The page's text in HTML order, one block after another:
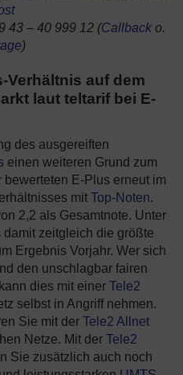
43 – 40 999 12 (Callback o.
)
Verhältnis auf dem
laut teltarif bei E-
des ausgereiften
einen weiteren Grund zum
bewerteten E-Plus erneut im
mit Top-Noten.
2,2 als Gesamtnote. Unter
zeitgleich die größte
Ergebnis Vorjahr. Wer sich
den unschlagbar fairen
dies mit einer Tele2
selbst in Angriff nehmen.
Sie mit der Tele2 Allnet
Netze. Mit der Tele2
Sie zusätzlich auch noch